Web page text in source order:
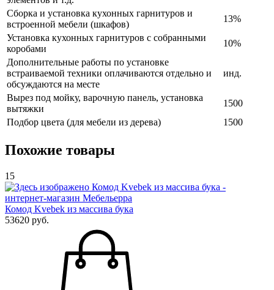
Сборка и установка кухонных гарнитуров и
встроенной мебели (шкафов)
13%
Установка кухонных гарнитуров с собранными
коробами
10%
Дополнительные работы по установке
встраиваемой техники оплачиваются отдельно и
обсуждаются на месте
инд.
Вырез под мойку, варочную панель, установка
вытяжки
1500
Подбор цвета (для мебели из дерева)
1500
Похожие товары
15
Комод Kvebek из массива бука
53620 руб.